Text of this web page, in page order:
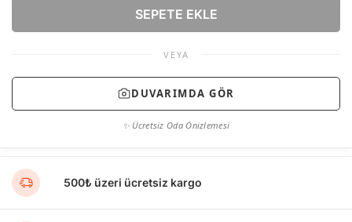
SEPETE EKLE
VEYA
DUVARIMDA GÖR
✨ Ücretsiz Oda Önizlemesi
500₺ üzeri ücretsiz kargo